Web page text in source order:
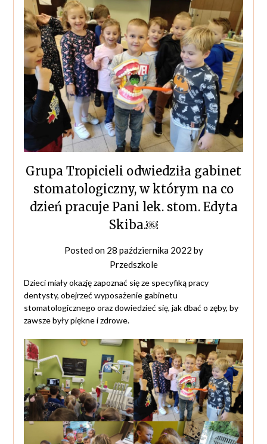
Grupa Tropicieli odwiedziła gabinet
stomatologiczny, w którym na co
dzień pracuje Pani lek. stom. Edyta
Skiba.￼
Posted on 28 października 2022 by
Przedszkole
Dzieci miały okazję zapoznać się ze specyfiką pracy
dentysty, obejrzeć wyposażenie gabinetu
stomatologicznego oraz dowiedzieć się, jak dbać o zęby, by
zawsze były piękne i zdrowe.